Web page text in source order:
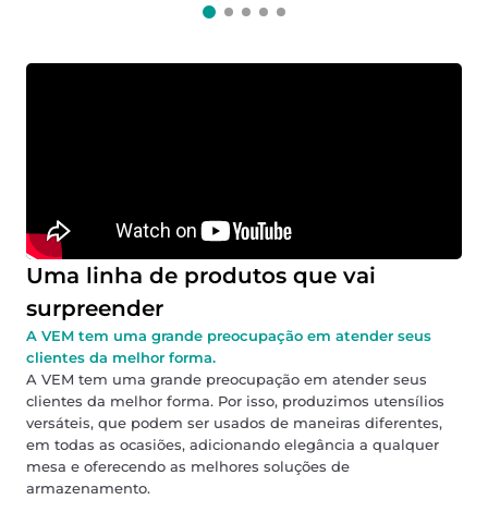
Uma linha de produtos que vai
surpreender
A VEM tem uma grande preocupação em atender seus
clientes da melhor forma.
A VEM tem uma grande preocupação em atender seus
clientes da melhor forma. Por isso, produzimos utensílios
versáteis, que podem ser usados de maneiras diferentes,
em todas as ocasiões, adicionando elegância a qualquer
mesa e oferecendo as melhores soluções de
armazenamento.